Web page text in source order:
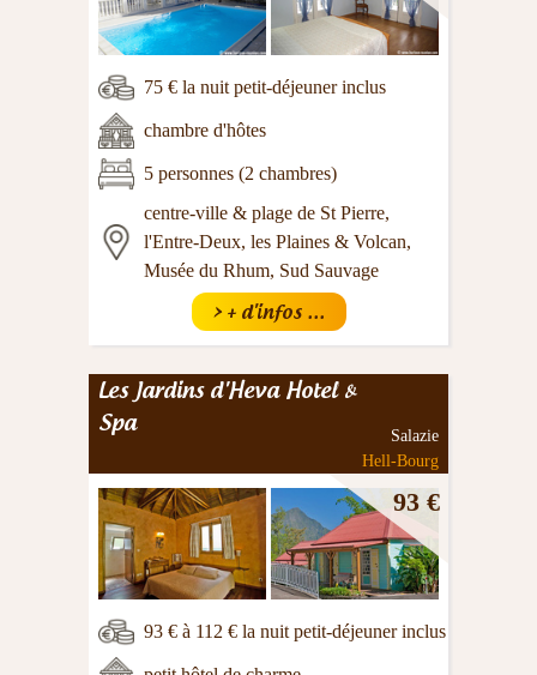
75 € la nuit petit-déjeuner inclus
chambre d'hôtes
5 personnes (2 chambres)
centre-ville & plage de St Pierre,
l'Entre-Deux, les Plaines & Volcan,
Musée du Rhum, Sud Sauvage
> + d'infos ...
Les Jardins d'Heva Hotel &
Spa
Salazie
Hell-Bourg
93 €
93 € à 112 € la nuit petit-déjeuner inclus